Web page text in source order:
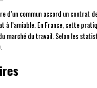
d’un commun accord un contrat
l’amiable. En France, cette
marché du travail. Selon les